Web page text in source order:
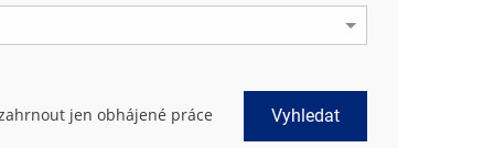
jen obhájené práce Vyhledat